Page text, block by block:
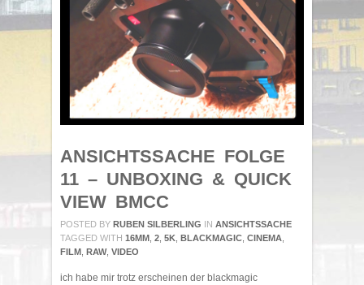
ANSICHTSSACHE FOLGE
11 – UNBOXING & QUICK
VIEW BMCC
POSTED BY RUBEN SILBERLING IN ANSICHTSSACHE
TAGGED WITH 16MM 2 5K BLACKMAGIC CINEMA
FILM RAW, VIDEO
ich habe mir trotz erscheinen der blackmagic